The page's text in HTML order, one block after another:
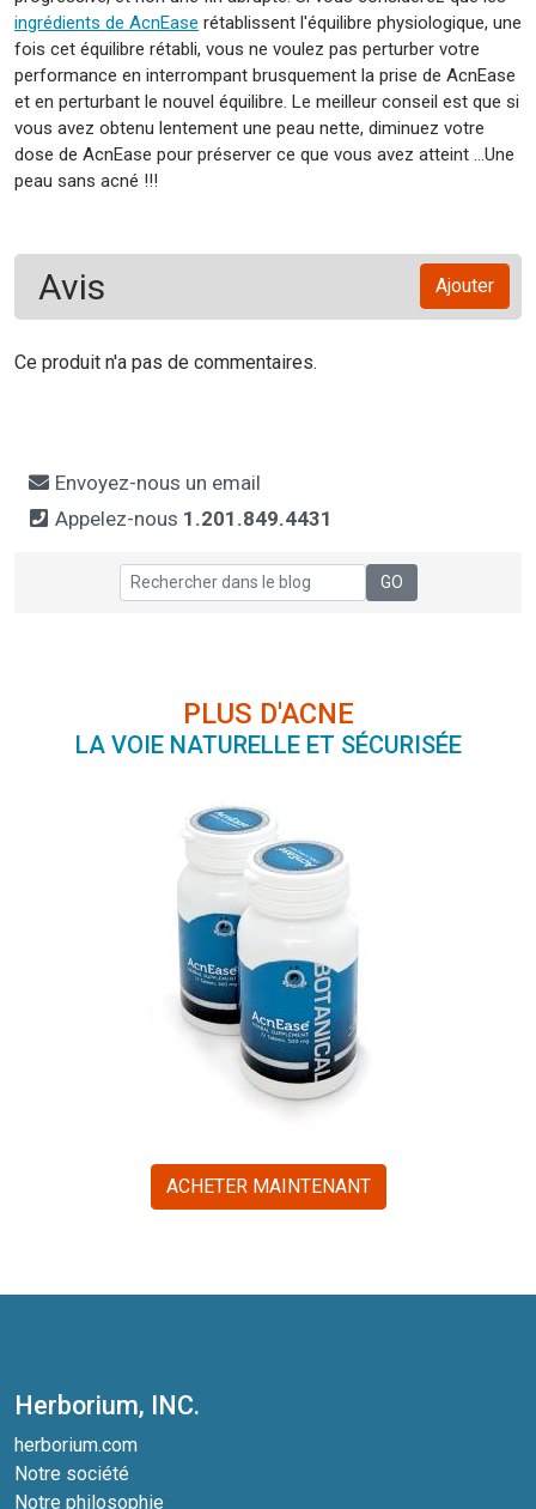
ingrédients de AcnEase rétablissent l'équilibre physiologique, une
fois cet équilibre rétabli, vous ne voulez pas perturber votre
performance en interrompant brusquement la prise de AcnEase
et en perturbant le nouvel équilibre. Le meilleur conseil est que si
vous avez obtenu lentement une peau nette, diminuez votre
dose de AcnEase pour préserver ce que vous avez atteint ...Une
peau sans acné !!!
Ajouter
Avis
Ce produit n'a pas de commentaires.
Envoyez-nous un email
Appelez-nous 1.201.849.4431
PLUS D'ACNE
LA VOIE NATURELLE ET SÉCURISÉE
ACHETER MAINTENANT
Herborium, INC.
herborium.com
Notre société
Notre philosophie